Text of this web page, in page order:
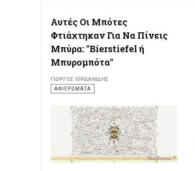
Αυτές Οι Μπότες
Φτιάχτηκαν Για Να Πίνεις
Μπύρα: "Bierstiefel ή
Μπυρομπότα"
ΓΙΏΡΓΟΣ ΙΟΡΔΑΝΊΔΗΣ
ΑΦΙΕΡΩΜΑΤΑ